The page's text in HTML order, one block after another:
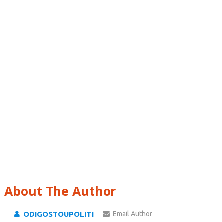
About The Author
ODIGOSTOUPOLITI Email Author